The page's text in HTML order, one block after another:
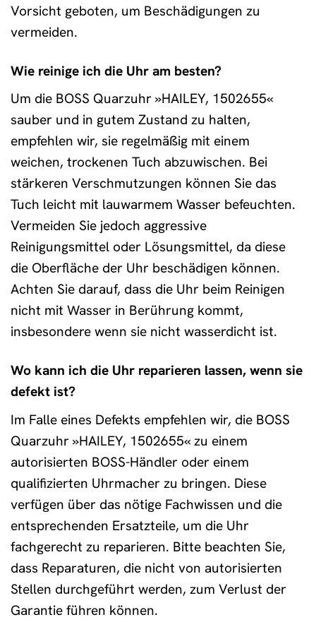
Vorsicht geboten, um Beschädigungen zu
vermeiden.
Wie reinige ich die Uhr am besten?
Um die BOSS Quarzuhr »HAILEY, 1502655«
sauber und in gutem Zustand zu halten,
empfehlen wir, sie regelmäßig mit einem
weichen, trockenen Tuch abzuwischen. Bei
stärkeren Verschmutzungen können Sie das
Tuch leicht mit lauwarmem Wasser befeuchten.
Vermeiden Sie jedoch aggressive
Reinigungsmittel oder Lösungsmittel, da diese
die Oberfläche der Uhr beschädigen können.
Achten Sie darauf, dass die Uhr beim Reinigen
nicht mit Wasser in Berührung kommt,
insbesondere wenn sie nicht wasserdicht ist.
Wo kann ich die Uhr reparieren lassen, wenn sie
defekt ist?
Im Falle eines Defekts empfehlen wir, die BOSS
Quarzuhr »HAILEY, 1502655« zu einem
autorisierten BOSS-Händler oder einem
qualifizierten Uhrmacher zu bringen. Diese
verfügen über das nötige Fachwissen und die
entsprechenden Ersatzteile, um die Uhr
fachgerecht zu reparieren. Bitte beachten Sie,
dass Reparaturen, die nicht von autorisierten
Stellen durchgeführt werden, zum Verlust der
Garantie führen können.